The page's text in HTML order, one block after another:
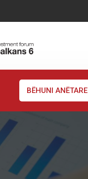
BËHUNI ANËTARE